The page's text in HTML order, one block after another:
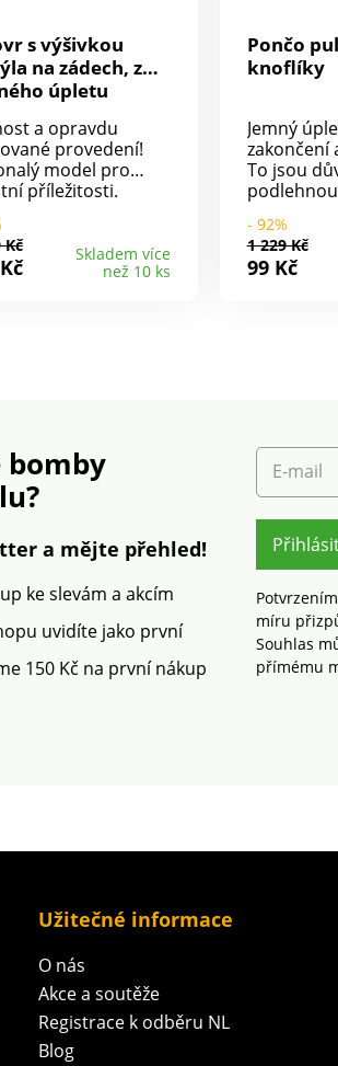
s výšivkou
na zádech, z
úpletu
a opravdu
provedení!
model pro
příležitosti.
Vzadu efektní
ve stylu "motýla".
rukávy. Rovný
Kč
Skladem více
než 10 ks
Pončo
knoflíky
Jemný
zakončení
To jsou
pulovru! Z
měkkého
údržba,
- 92%
1 229 Kč
99 Kč
bomby
a mějte přehled!
ke slevám a akcím
uvidíte jako první
150 Kč na první nákup
E-mail
míru
Souhlas
přímému
Užitečné informace
O nás
Akce a soutěže
Registrace k odběru NL
Blog